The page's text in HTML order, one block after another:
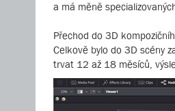
a má měně
Přechod do 3D
Celkově bylo do 3D scény
trvat 12 až 18 měsíců,